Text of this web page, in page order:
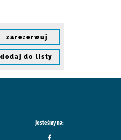
zarezerwuj
dodaj do listy
Jesteśmy na: